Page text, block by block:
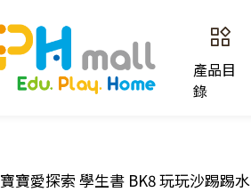
產品目
錄
寶寶愛探索 學生書 BK8 玩玩沙踢踢水